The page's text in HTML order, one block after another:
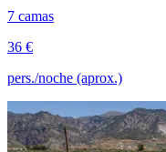
7 camas
36 €
pers./noche (aprox.)